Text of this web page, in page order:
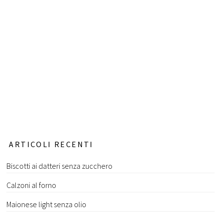
ARTICOLI RECENTI
Biscotti ai datteri senza zucchero
Calzoni al forno
Maionese light senza olio